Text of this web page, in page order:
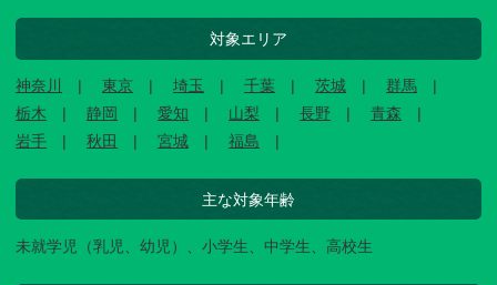
対象エリア
神奈川 東京 埼玉 千葉 茨城
群馬
栃木
静岡 愛知 山梨 長野
青森
岩手
秋田 宮城 福島
主な対象年齢
未就学児（乳児、幼児）、小学生、中学生、高校生